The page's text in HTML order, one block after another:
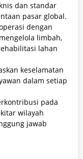
dan standar
pasar global.
dengan
limbah,
lahan
keselamatan
dalam setiap
pada
wilayah
jawab